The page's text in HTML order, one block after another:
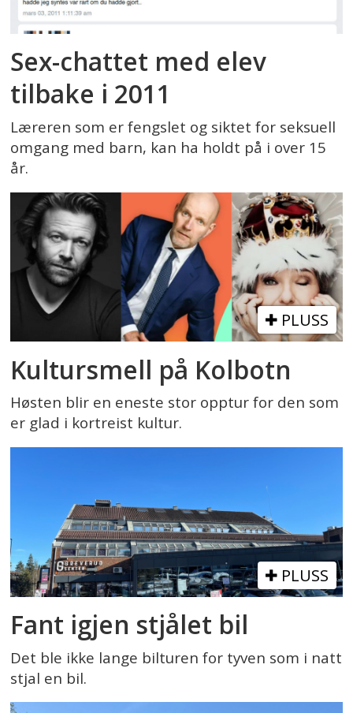
Sex-chattet med elev
tilbake i 2011
Læreren som er fengslet og siktet for seksuell
omgang med barn, kan ha holdt på i over 15
år.
PLUSS
Kultursmell på Kolbotn
Høsten blir en eneste stor opptur for den som
er glad i kortreist kultur.
PLUSS
Fant igjen stjålet bil
Det ble ikke lange bilturen for tyven som i natt
stjal en bil.